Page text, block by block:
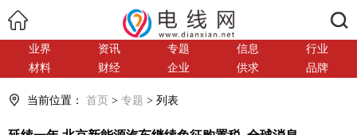
业界 资讯 专题 信息
行业
材料
财经 企业 供求 品牌
当前位置： 首页 > 专题 > 列表